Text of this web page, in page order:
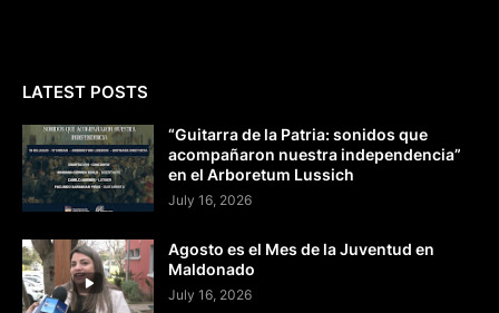
LATEST POSTS
“Guitarra de la Patria: sonidos que
acompañaron nuestra independencia”
en el Arboretum Lussich
July 16, 2026
Agosto es el Mes de la Juventud en
Maldonado
July 16, 2026